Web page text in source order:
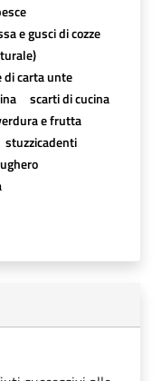
e gusci di cozze
carta unte
scarti di cucina
e frutta
stuzzicadenti